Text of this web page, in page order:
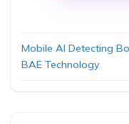
Mobile AI Detecting
BAE Technology